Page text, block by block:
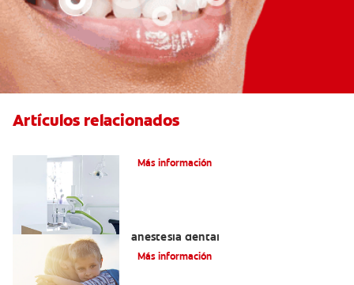
Artículos relacionados
Más información
anestesia dental
Más información